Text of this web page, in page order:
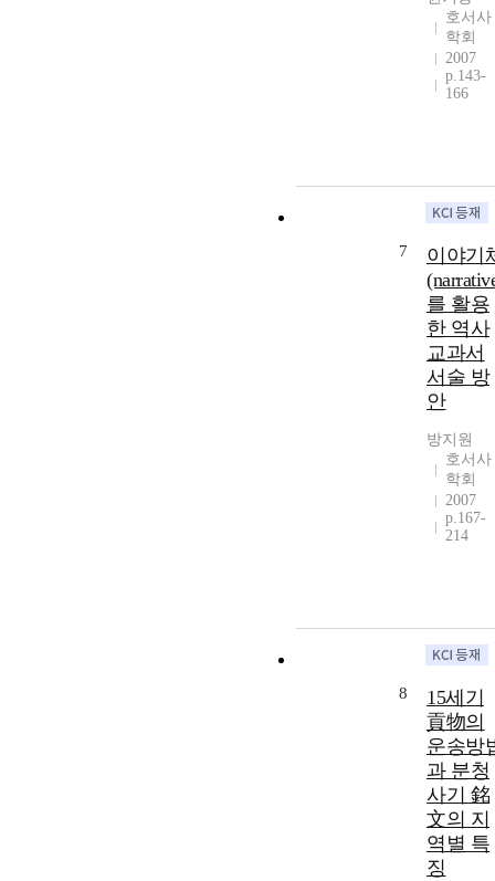
호서사
학회
2007
p.143-
166
7
이야기
를 활용
한 역사
교과서
서술 방
안
방지원
호서사
학회
2007
p.167-
214
8
15세기
貢物의
운송방
과 분청
사기 銘
文의 지
역별 특
징